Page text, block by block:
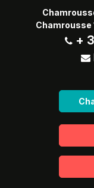
Chamrousse
+